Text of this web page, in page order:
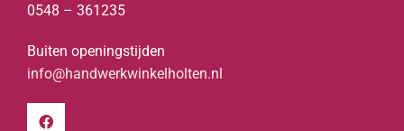
0548 – 361235
Buiten openingstijden
info@handwerkwinkelholten.nl